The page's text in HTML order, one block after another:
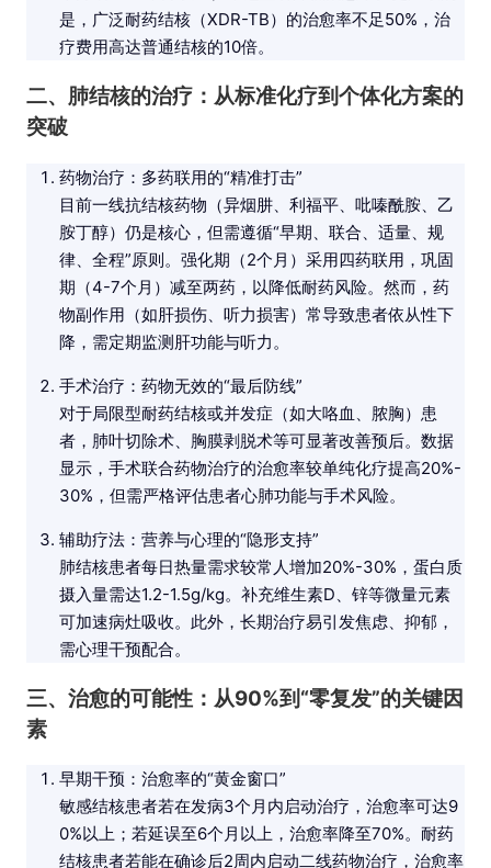
是，广泛耐药结核（XDR-TB）的治愈率不足50%，治
疗费用高达普通结核的10倍。
二、肺结核的治疗：从标准化疗到个体化方案的
突破
药物治疗：多药联用的“精准打击”
目前一线抗结核药物（异烟肼、利福平、吡嗪酰胺、乙
胺丁醇）仍是核心，但需遵循“早期、联合、适量、规
律、全程”原则。强化期（2个月）采用四药联用，巩固
期（4-7个月）减至两药，以降低耐药风险。然而，药
物副作用（如肝损伤、听力损害）常导致患者依从性下
降，需定期监测肝功能与听力。
手术治疗：药物无效的“最后防线”
对于局限型耐药结核或并发症（如大咯血、脓胸）患
者，肺叶切除术、胸膜剥脱术等可显著改善预后。数据
显示，手术联合药物治疗的治愈率较单纯化疗提高20%-
30%，但需严格评估患者心肺功能与手术风险。
辅助疗法：营养与心理的“隐形支持”
肺结核患者每日热量需求较常人增加20%-30%，蛋白质
摄入量需达1.2-1.5g/kg。补充维生素D、锌等微量元素
可加速病灶吸收。此外，长期治疗易引发焦虑、抑郁，
需心理干预配合。
三、治愈的可能性：从90%到“零复发”的关键因
素
早期干预：治愈率的“黄金窗口”
敏感结核患者若在发病3个月内启动治疗，治愈率可达9
0%以上；若延误至6个月以上，治愈率降至70%。耐药
结核患者若能在确诊后2周内启动二线药物治疗，治愈率